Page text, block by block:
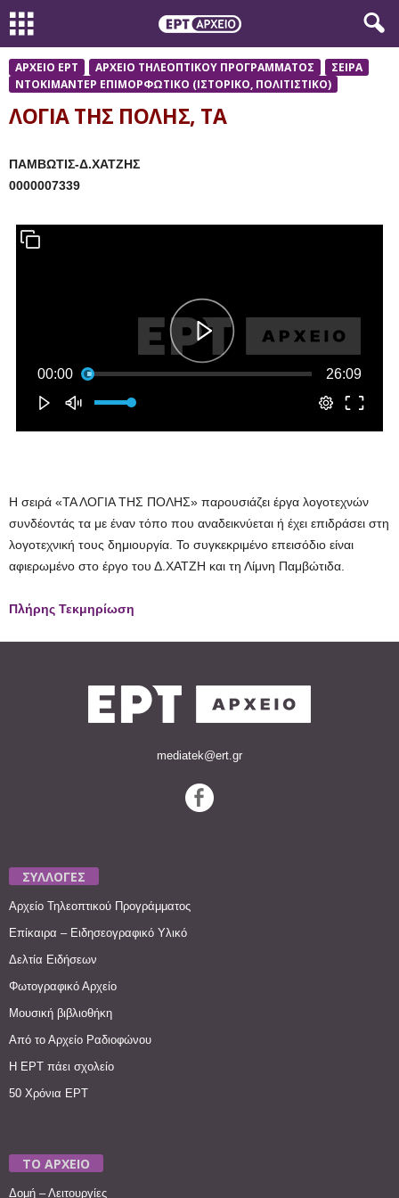
ΑΡΧΕΙΟ ΕΡΤ ΑΡΧΕΙΟ ΤΗΛΕΟΠΤΙΚΟΥ ΠΡΟΓΡΑΜΜΑΤΟΣ
ΣΕΙΡΑ
ΝΤΟΚΙΜΑΝΤΕΡ ΕΠΙΜΟΡΦΩΤΙΚΟ (ΙΣΤΟΡΙΚΟ, ΠΟΛΙΤΙΣΤΙΚΟ)
ΛΟΓΙΑ ΤΗΣ ΠΟΛΗΣ, ΤΑ
ΠΑΜΒΩΤIΣ-Δ.ΧΑΤΖΗΣ
0000007339
H σειρά «ΤΑ ΛΟΓΙΑ ΤΗΣ ΠΟΛΗΣ» παρουσιάζει έργα λογοτεχνών
συνδέοντάς τα με έναν τόπο που αναδεικνύεται ή έχει επιδράσει στη
λογοτεχνική τους δημιουργία. Το συγκεκριμένο επεισόδιο είναι
αφιερωμένο στο έργο του Δ.ΧΑΤΖΗ και τη Λίμνη Παμβώτιδα.
Πλήρης Τεκμηρίωση
mediatek@ert.gr
ΣΥΛΛΟΓΕΣ
Αρχείο Τηλεοπτικού Προγράμματος
Επίκαιρα – Ειδησεογραφικό Υλικό
Δελτία Ειδήσεων
Φωτογραφικό Αρχείο
Μουσική βιβλιοθήκη
Από το Αρχείο Ραδιοφώνου
Η ΕΡΤ πάει σχολείο
50 Χρόνια ΕΡΤ
ΤΟ ΑΡΧΕΙΟ
Δομή – Λειτουργίες